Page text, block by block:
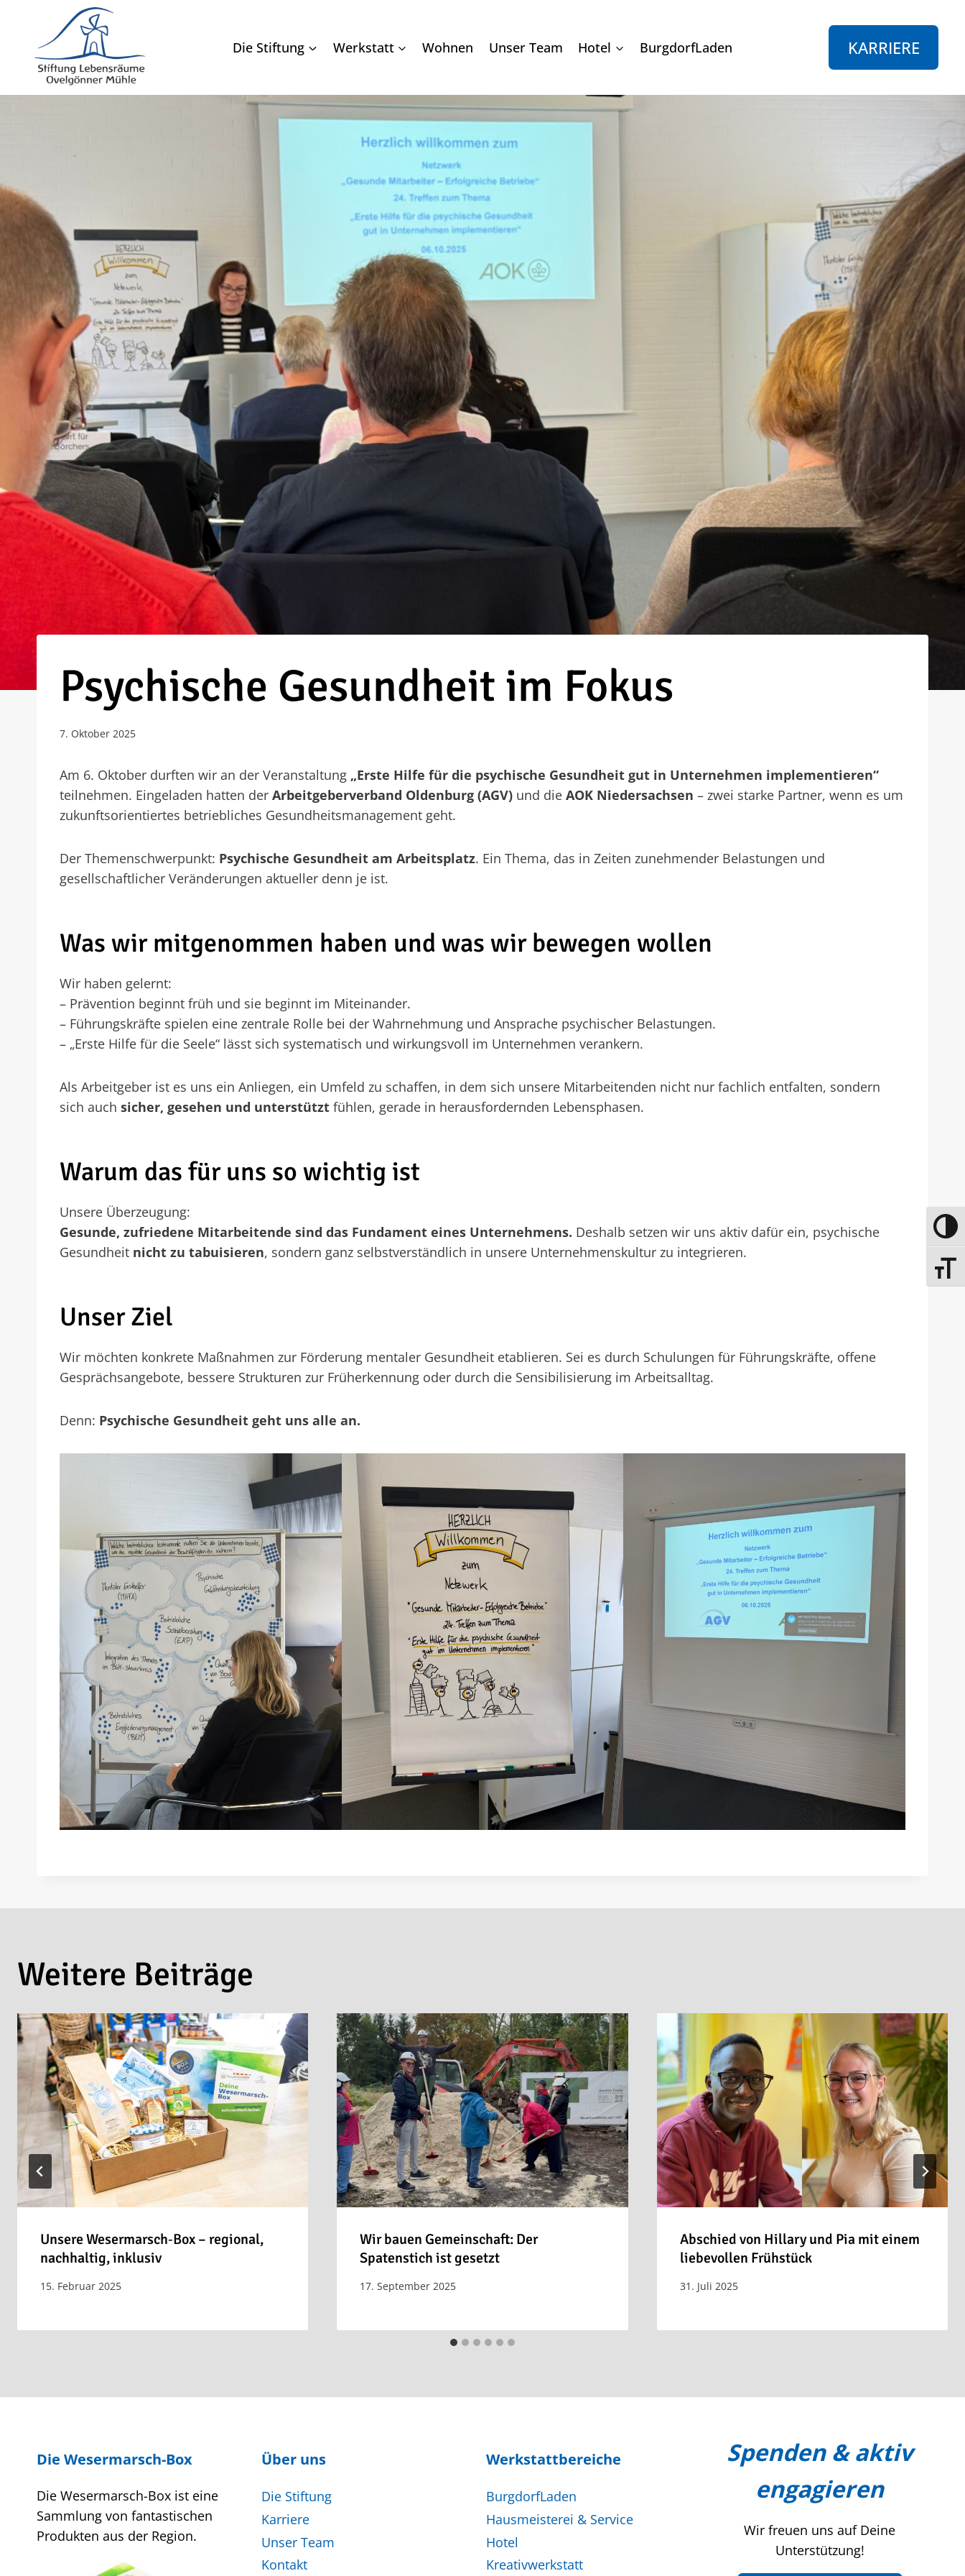
springen
Die Stiftung Werkstatt Wohnen Unser Team Hotel BurgdorfLaden KARRIERE
Psychische Gesundheit im Fokus
7. Oktober 2025
Am 6. Oktober durften wir an der Veranstaltung „Erste Hilfe für die psychische Gesundheit gut in Unternehmen implementieren“
teilnehmen. Eingeladen hatten der Arbeitgeberverband Oldenburg (AGV) und die AOK Niedersachsen – zwei starke Partner, wenn es um
zukunftsorientiertes betriebliches Gesundheitsmanagement geht.
Der Themenschwerpunkt: Psychische Gesundheit am Arbeitsplatz. Ein Thema, das in Zeiten zunehmender Belastungen und
gesellschaftlicher Veränderungen aktueller denn je ist.
Was wir mitgenommen haben und was wir bewegen wollen
Wir haben gelernt:
– Prävention beginnt früh und sie beginnt im Miteinander.
– Führungskräfte spielen eine zentrale Rolle bei der Wahrnehmung und Ansprache psychischer Belastungen.
– „Erste Hilfe für die Seele“ lässt sich systematisch und wirkungsvoll im Unternehmen verankern.
Als Arbeitgeber ist es uns ein Anliegen, ein Umfeld zu schaffen, in dem sich unsere Mitarbeitenden nicht nur fachlich entfalten, sondern
sich auch sicher, gesehen und unterstützt fühlen, gerade in herausfordernden Lebensphasen.
Warum das für uns so wichtig ist
Unsere Überzeugung:
Gesunde, zufriedene Mitarbeitende sind das Fundament eines Unternehmens. Deshalb setzen wir uns aktiv dafür ein, psychische
Gesundheit nicht zu tabuisieren, sondern ganz selbstverständlich in unsere Unternehmenskultur zu integrieren.
Unser Ziel
Wir möchten konkrete Maßnahmen zur Förderung mentaler Gesundheit etablieren. Sei es durch Schulungen für Führungskräfte, offene
Gesprächsangebote, bessere Strukturen zur Früherkennung oder durch die Sensibilisierung im Arbeitsalltag.
Denn: Psychische Gesundheit geht uns alle an.
Weitere Beiträge
Unsere Wesermarsch‑Box – regional,
nachhaltig, inklusiv
15. Februar 2025
Wir bauen Gemeinschaft: Der
Spatenstich ist gesetzt
17. September 2025
Abschied von Hillary und Pia mit einem
liebevollen Frühstück
31. Juli 2025
Die Wesermarsch-Box
Die Wesermarsch-Box ist eine
Sammlung von fantastischen
Produkten aus der Region.
Über uns
Die Stiftung
Karriere
Unser Team
Kontakt
Werkstattbereiche
BurgdorfLaden
Hausmeisterei & Service
Hotel
Kreativwerkstatt
Spenden & aktiv
engagieren
Wir freuen uns auf Deine
Unterstützung!